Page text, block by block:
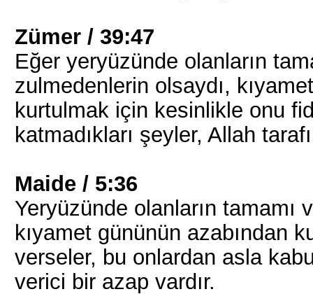
Zümer / 39:47
Eğer yeryüzünde olanların
zulmedenlerin olsaydı,
kurtulmak için kesinlikle onu
katmadıkları şeyler, Allah
Maide / 5:36
Yeryüzünde olanların tamamı
kıyamet gününün azabından
verseler, bu onlardan asla
verici bir azap vardır.